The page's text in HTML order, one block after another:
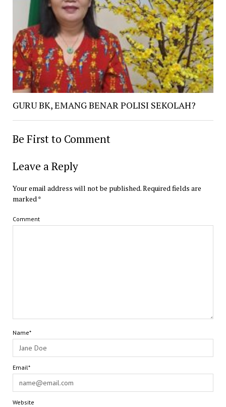
GURU BK, EMANG BENAR POLISI SEKOLAH?
Be First to Comment
Leave a Reply
Your email address will not be published.Required fields are
marked*
Comment
Name*
Email*
Website